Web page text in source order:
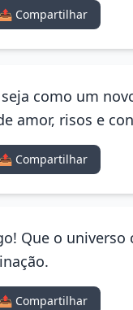
📤 Compartilhar
como um
amor, risos e
📤 Compartilhar
Que o
📤 Compartilhar